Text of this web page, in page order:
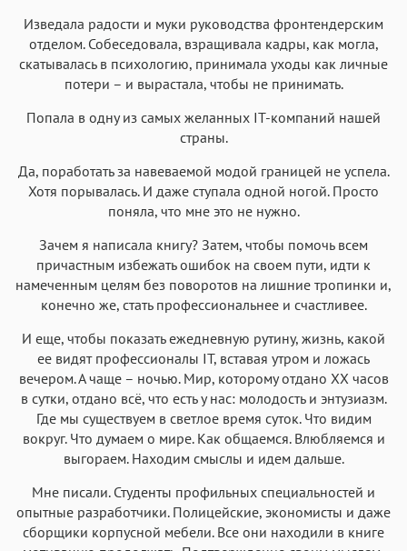
Изведала радости и муки руководства фронтендерским
отделом. Собеседовала, взращивала кадры, как могла,
скатывалась в психологию, принимала уходы как личные
потери – и вырастала, чтобы не принимать.
Попала в одну из самых желанных IT-компаний нашей
страны.
Да, поработать за навеваемой модой границей не успела.
Хотя порывалась. И даже ступала одной ногой. Просто
поняла, что мне это не нужно.
Зачем я написала книгу? Затем, чтобы помочь всем
причастным избежать ошибок на своем пути, идти к
намеченным целям без поворотов на лишние тропинки и,
конечно же, стать профессиональнее и счастливее.
И еще, чтобы показать ежедневную рутину, жизнь, какой
ее видят профессионалы IT, вставая утром и ложась
вечером. А чаще – ночью. Мир, которому отдано ХХ часов
в сутки, отдано всё, что есть у нас: молодость и энтузиазм.
Где мы существуем в светлое время суток. Что видим
вокруг. Что думаем о мире. Как общаемся. Влюбляемся и
выгораем. Находим смыслы и идем дальше.
Мне писали. Студенты профильных специальностей и
опытные разработчики. Полицейские, экономисты и даже
сборщики корпусной мебели. Все они находили в книге